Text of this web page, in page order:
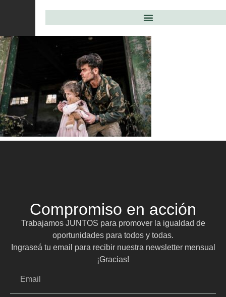
Compromiso en acción
Trabajamos JUNTOS para promover la igualdad de
oportunidades para todos y todas.
Ingraseá tu email para recibir nuestra newsletter mensual
¡Gracias!